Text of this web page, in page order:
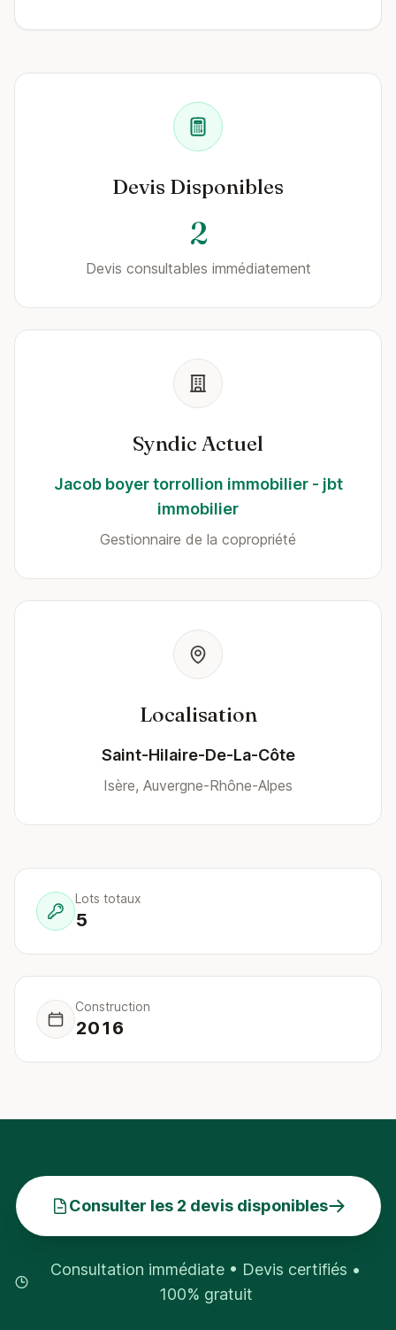
Devis Disponibles
2
Devis consultables immédiatement
Syndic Actuel
Jacob boyer torrollion immobilier - jbt
immobilier
Gestionnaire de la copropriété
Localisation
Saint-Hilaire-De-La-Côte
Isère, Auvergne-Rhône-Alpes
Lots totaux
5
Construction
2016
Consulter les 2 devis disponibles
Consultation immédiate • Devis certifiés •
100% gratuit